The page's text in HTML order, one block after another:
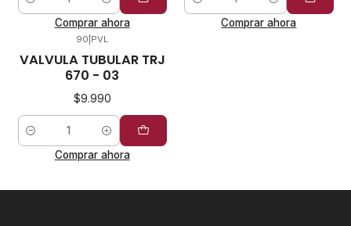
Cantidad
Comprar ahora
Cantidad
Comprar ahora
90 PVL
VALVULA TUBULAR TRJ
670 - 03
$9.990
Cantidad
Comprar ahora